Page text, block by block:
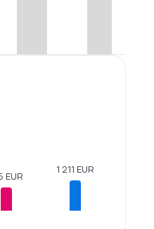
EUR
1 211 EUR